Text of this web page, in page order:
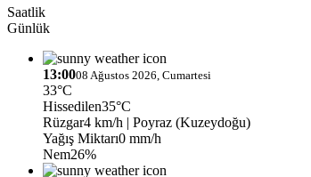
Saatlik
Günlük
13:0008 Ağustos 2026, Cumartesi
33°C
Hissedilen35°C
Rüzgar4 km/h | Poyraz (Kuzeydoğu)
Yağış Miktarı0 mm/h
Nem26%